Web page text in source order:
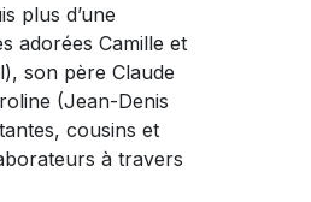
plus d’une
adorées Camille et
son père Claude
(Jean-Denis
cousins et
à travers